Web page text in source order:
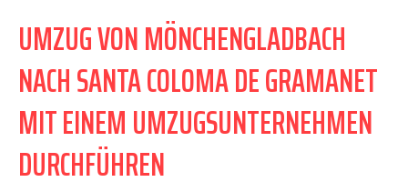
UMZUG VON MÖNCHENGLADBACH
NACH SANTA COLOMA DE GRAMANET
MIT EINEM UMZUGSUNTERNEHMEN
DURCHFÜHREN